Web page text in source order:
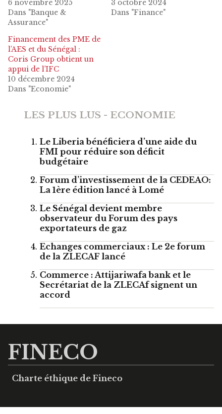
6 novembre 2025
Dans "Banque &
Assurance"
3 octobre 2024
Dans "Finance"
Financement des PME de
l’AES et du Sénégal :
Coris Group obtient un
appui de l’IFC
10 décembre 2024
Dans "Economie"
LES PLUS LUS - ECONOMIE
Le Liberia bénéficiera d’une aide du
FMI pour réduire son déficit
budgétaire
Forum d’investissement de la CEDEAO:
La 1ère édition lancé à Lomé
Le Sénégal devient membre
observateur du Forum des pays
exportateurs de gaz
Echanges commerciaux : Le 2e forum
de la ZLECAF lancé
Commerce : Attijariwafa bank et le
Secrétariat de la ZLECAf signent un
accord
FINECO
Charte éthique de Fineco